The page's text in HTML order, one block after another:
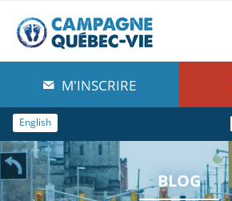
À propos de nous
Blog
Comprendre
Agir
M'INSCRIRE
English
BLOG